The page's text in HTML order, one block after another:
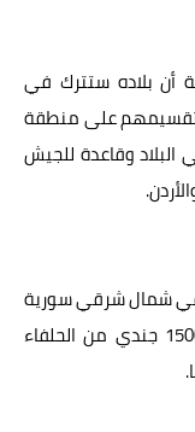
أن بلاده ستترك في
يتم تقسيمهم على منطقة
وقاعدة للجيش
شمال شرقي سورية
سيكونون في إطار التزام بنحو 800 إلى 1500 جندي من الحلفاء